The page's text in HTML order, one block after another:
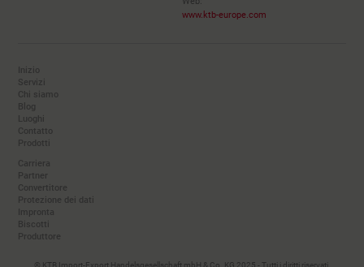
www.ktb-europe.com
Inizio
Servizi
Chi siamo
Blog
Luoghi
Contatto
Prodotti
Carriera
Partner
Convertitore
Protezione dei dati
Impronta
Biscotti
Produttore